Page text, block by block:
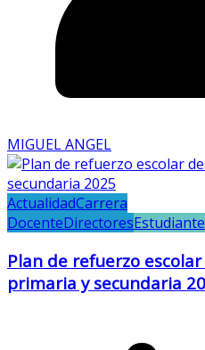
MIGUEL ANGEL
ActualidadCarrera
DocenteDirectores
Plan de refuerzo
primaria y secundaria